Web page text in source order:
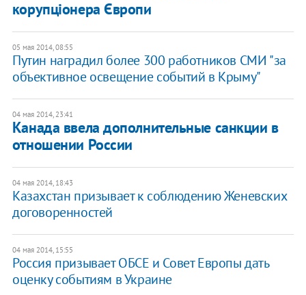
корупціонера Європи
05 мая 2014, 08:55
Путин наградил более 300 работников СМИ "за
объективное освещение событий в Крыму"
04 мая 2014, 23:41
Канада ввела дополнительные санкции в
отношении России
04 мая 2014, 18:43
Казахстан призывает к соблюдению Женевских
договоренностей
04 мая 2014, 15:55
Россия призывает ОБСЕ и Совет Европы дать
оценку событиям в Украине